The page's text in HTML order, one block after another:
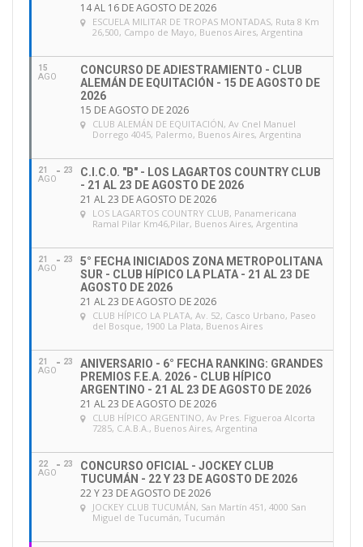
14 AL 16 DE AGOSTO DE 2026
ESCUELA MILITAR DE TROPAS MONTADAS, Ruta 8 Km
26,500, Campo de Mayo, Buenos Aires, Argentina
15
AGO
CONCURSO DE ADIESTRAMIENTO - CLUB
ALEMÁN DE EQUITACIÓN - 15 DE AGOSTO DE
2026
15 DE AGOSTO DE 2026
CLUB ALEMÁN DE EQUITACIÓN, Av Cnel Manuel
Dorrego 4045, Palermo, Buenos Aires, Argentina
21
AGO
23
C.I.C.O. "B" - LOS LAGARTOS COUNTRY CLUB
- 21 AL 23 DE AGOSTO DE 2026
21 AL 23 DE AGOSTO DE 2026
LOS LAGARTOS COUNTRY CLUB, Panamericana
Ramal Pilar Km46,Pilar, Buenos Aires, Argentina
21
AGO
23
5° FECHA INICIADOS ZONA METROPOLITANA
SUR - CLUB HÍPICO LA PLATA - 21 AL 23 DE
AGOSTO DE 2026
21 AL 23 DE AGOSTO DE 2026
CLUB HÍPICO LA PLATA, Av. 52, Casco Urbano, Paseo
del Bosque, 1900 La Plata, Buenos Aires
21
AGO
23
ANIVERSARIO - 6° FECHA RANKING: GRANDES
PREMIOS F.E.A. 2026 - CLUB HÍPICO
ARGENTINO - 21 AL 23 DE AGOSTO DE 2026
21 AL 23 DE AGOSTO DE 2026
CLUB HÍPICO ARGENTINO, Av Pres. Figueroa Alcorta
7285, C.A.B.A., Buenos Aires, Argentina
22
AGO
23
CONCURSO OFICIAL - JOCKEY CLUB
TUCUMÁN - 22 Y 23 DE AGOSTO DE 2026
22 Y 23 DE AGOSTO DE 2026
JOCKEY CLUB TUCUMÁN, San Martín 451, 4000 San
Miguel de Tucumán, Tucumán